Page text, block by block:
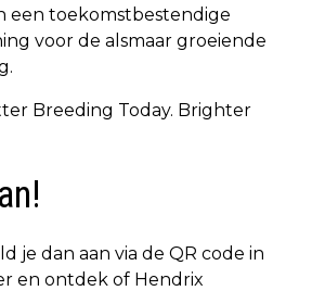
een toekomstbestendige
voor de alsmaar groeiende
Breeding Today. Brighter
je dan aan via de QR code in
en ontdek of Hendrix